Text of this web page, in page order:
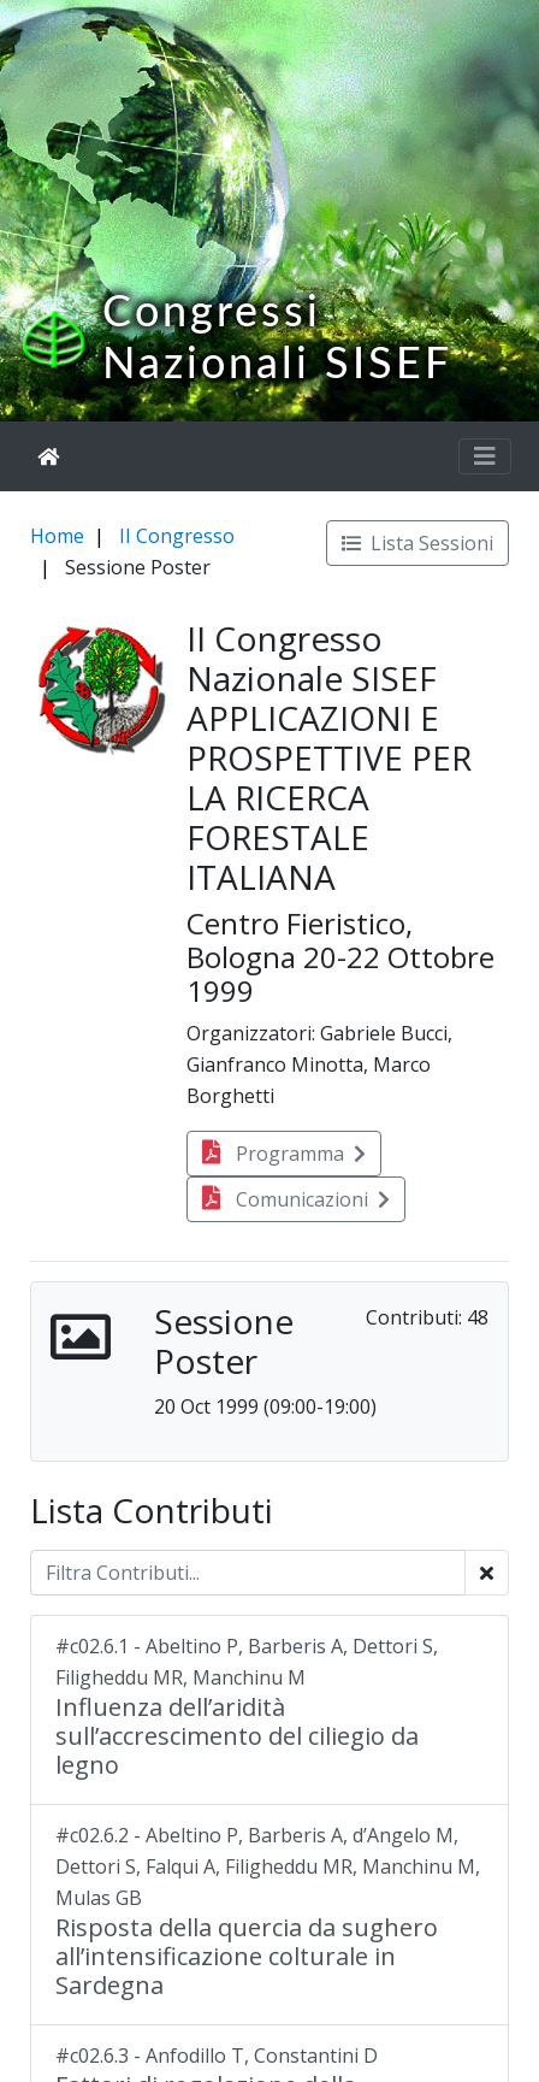
Congressi
Nazionali SISEF
Lista Sessioni
Home
II Congresso
Sessione Poster
II Congresso
Nazionale SISEF
APPLICAZIONI E
PROSPETTIVE PER
LA RICERCA
FORESTALE
ITALIANA
Centro Fieristico,
Bologna 20-22 Ottobre
1999
Organizzatori: Gabriele Bucci,
Gianfranco Minotta, Marco
Borghetti
Programma
Comunicazioni
Contributi: 48
Sessione
Poster
20 Oct 1999 (09:00-19:00)
Lista Contributi
#c02.6.1 - Abeltino P, Barberis A, Dettori S,
Filigheddu MR, Manchinu M
Influenza dell’aridità
sull’accrescimento del ciliegio da
legno
#c02.6.2 - Abeltino P, Barberis A, d’Angelo M,
Dettori S, Falqui A, Filigheddu MR, Manchinu M,
Mulas GB
Risposta della quercia da sughero
all’intensificazione colturale in
Sardegna
#c02.6.3 - Anfodillo T, Constantini D